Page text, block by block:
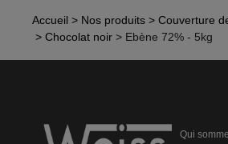
Accueil > Nos produits > Couverture
> Chocolat noir > Ebène 72% - 5kg
Qui